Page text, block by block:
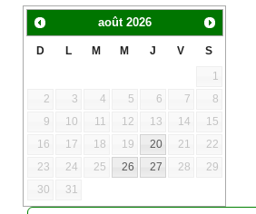
août 2026
D L M M J V S
1
2
3 4 5 6 7
8
9
10 11 12 13 14
15
16
17 18 19 20 21
22
23
24 25 26 27 28
29
30
31